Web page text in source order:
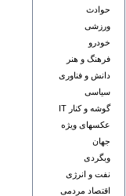
حوادث
ورزشی
خودرو
فرهنگ و هنر
دانش و فناوری
سياسی
گوشه و کنار IT
عکسهای ويژه
جهان
وبگردی
نفت و انرژی
اقتصاد مردمی